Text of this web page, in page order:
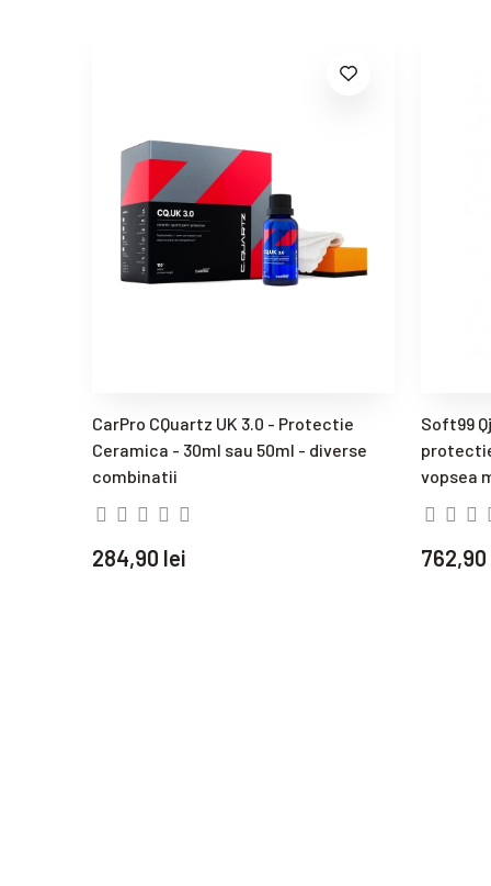
CarPro CQuartz UK 3.0 - Protectie
Ceramica - 30ml sau 50ml - diverse
combinatii
284,90 lei
Soft99
vopsea
762,90